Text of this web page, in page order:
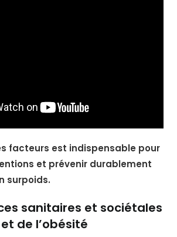
facteurs est indispensable pour
et prévenir durablement
surpoids.
sanitaires et sociétales
de l’obésité